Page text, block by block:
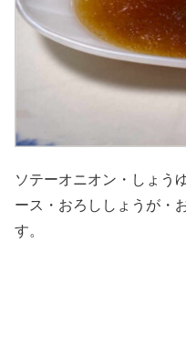
ソテーオニオン・しょう
ース・おろししょうが・
す。